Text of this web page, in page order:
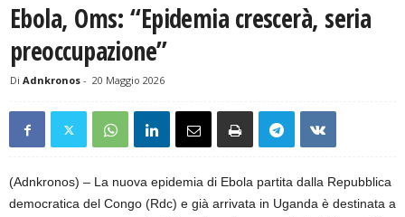
Ebola, Oms: “Epidemia crescerà, seria
preoccupazione”
Di Adnkronos - 20 Maggio 2026
(Adnkronos) – La nuova epidemia di Ebola partita dalla Repubblica
democratica del Congo (Rdc) e già arrivata in Uganda è destinata a